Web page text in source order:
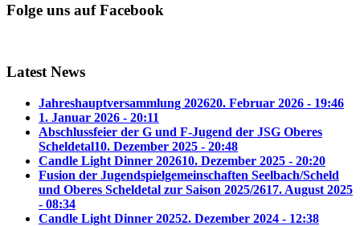
Folge uns auf Facebook
Latest News
Jahreshauptversammlung 202620. Februar 2026 - 19:46
1. Januar 2026 - 20:11
Abschlussfeier der G und F-Jugend der JSG Oberes
Scheldetal10. Dezember 2025 - 20:48
Candle Light Dinner 202610. Dezember 2025 - 20:20
Fusion der Jugendspielgemeinschaften Seelbach/Scheld
und Oberes Scheldetal zur Saison 2025/2617. August 2025
- 08:34
Candle Light Dinner 20252. Dezember 2024 - 12:38